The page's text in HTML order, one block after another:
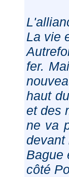
La vie
fer.
haut
et des
ne va
devant
Bague
côté